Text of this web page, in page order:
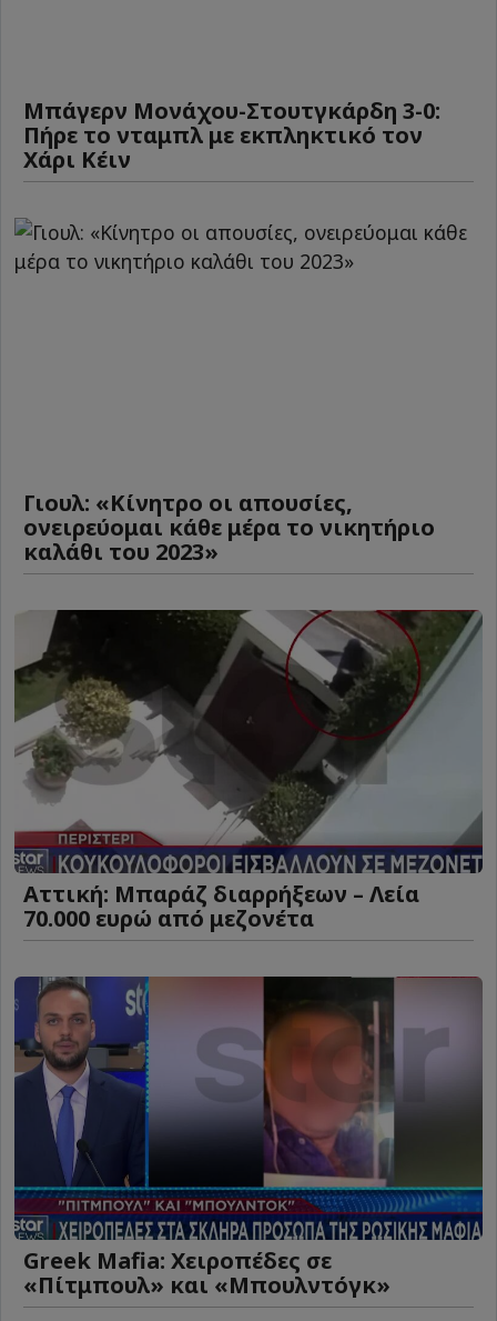
Μπάγερν Μονάχου-Στουτγκάρδη 3-0:
Πήρε το νταμπλ με εκπληκτικό τον
Χάρι Κέιν
Γιουλ: «Κίνητρο οι απουσίες,
ονειρεύομαι κάθε μέρα το νικητήριο
καλάθι του 2023»
Αττική: Μπαράζ διαρρήξεων – Λεία
70.000 ευρώ από μεζονέτα
Greek Mafia: Χειροπέδες σε
«Πίτμπουλ» και «Μπουλντόγκ»